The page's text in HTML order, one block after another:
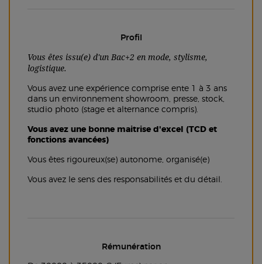
Profil
Vous êtes issu(e) d'un Bac+2 en mode, stylisme,
logistique.
Vous avez une expérience comprise ente 1 à 3 ans
dans un environnement showroom, presse, stock,
studio photo (stage et alternance compris).
Vous avez une bonne maitrise d'excel (TCD et
fonctions avancées)
Vous êtes rigoureux(se) autonome, organisé(e)
Vous avez le sens des responsabilités et du détail.
Rémunération